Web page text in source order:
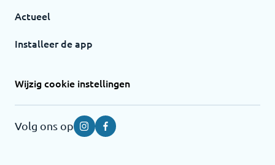
Actueel
Installeer de app
Wijzig cookie instellingen
Volg ons op InstagramFacebook